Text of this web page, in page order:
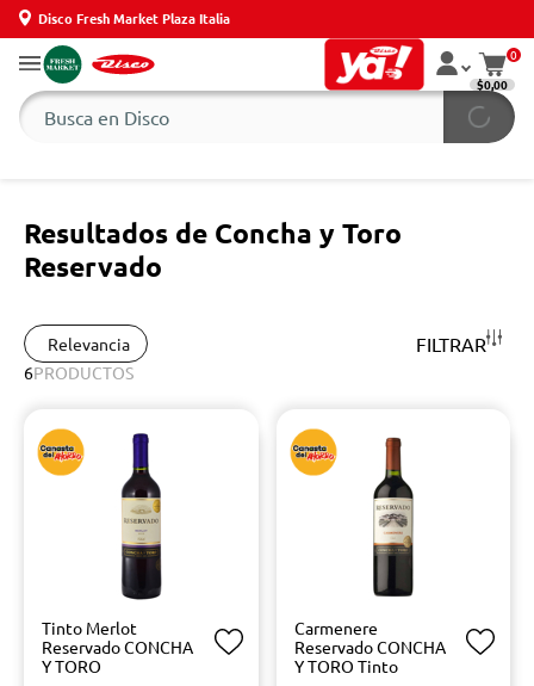
Disco Fresh Market Plaza Italia
0
$0,00
Resultados de Concha y Toro
Reservado
Relevancia FILTRAR
6PRODUCTOS
Tinto Merlot
Reservado CONCHA
Y TORO
Carmenere
Reservado CONCHA
Y TORO Tinto